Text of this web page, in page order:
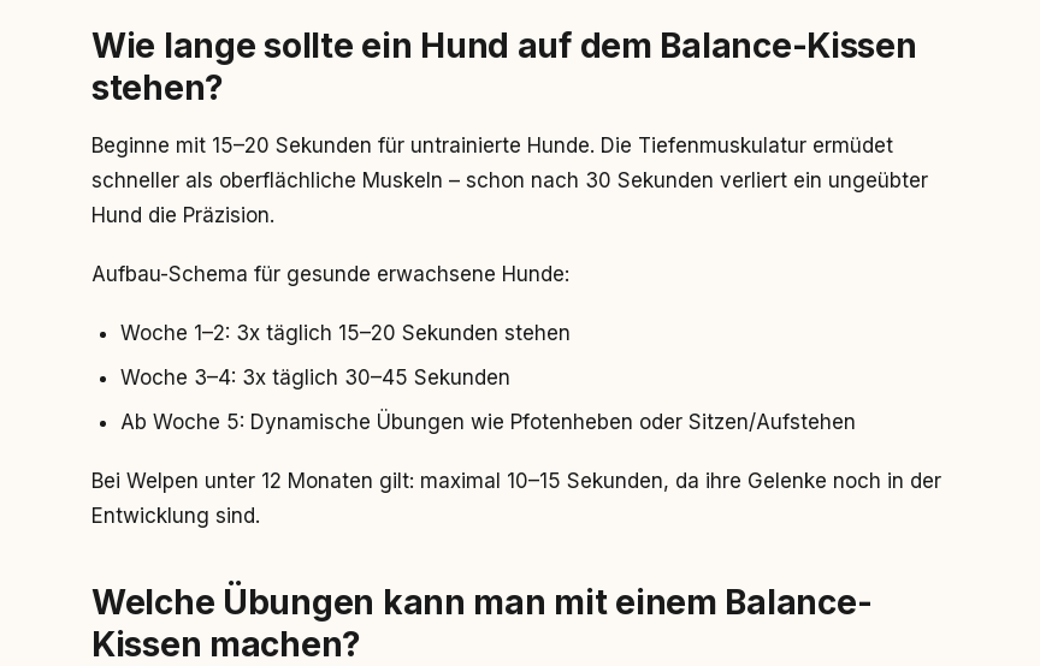
Wie lange sollte ein Hund auf dem Balance-Kissen
stehen?
Beginne mit 15–20 Sekunden für untrainierte Hunde. Die Tiefenmuskulatur ermüdet
schneller als oberflächliche Muskeln – schon nach 30 Sekunden verliert ein ungeübter
Hund die Präzision.
Aufbau-Schema für gesunde erwachsene Hunde:
Woche 1–2: 3x täglich 15–20 Sekunden stehen
Woche 3–4: 3x täglich 30–45 Sekunden
Ab Woche 5: Dynamische Übungen wie Pfotenheben oder Sitzen/Aufstehen
Bei Welpen unter 12 Monaten gilt: maximal 10–15 Sekunden, da ihre Gelenke noch in der
Entwicklung sind.
Welche Übungen kann man mit einem Balance-
Kissen machen?